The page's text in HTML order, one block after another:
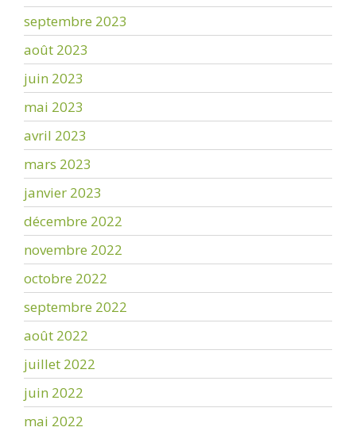
septembre 2023
août 2023
juin 2023
mai 2023
avril 2023
mars 2023
janvier 2023
décembre 2022
novembre 2022
octobre 2022
septembre 2022
août 2022
juillet 2022
juin 2022
mai 2022